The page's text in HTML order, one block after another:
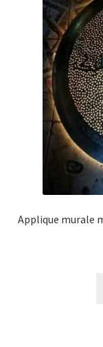
Applique murale